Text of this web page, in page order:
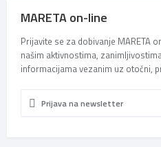
MARETA on-line
Prijavite se za dobivanje MARETA
našim aktivnostima,
informacijama vezanim uz otočni,
Prijava na newsletter